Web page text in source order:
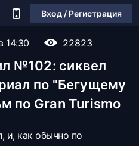
Вход / Регистрация
14:30 22823
№102: сиквел
по "Бегущему
по Gran Turismo
и, как обычно по